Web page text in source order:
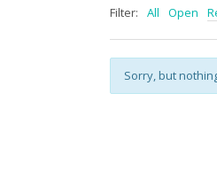
Filter: All Open
Sorry, but